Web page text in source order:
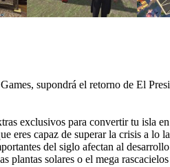
supondrá el retorno de El
exclusivos para convertir tu isla
eres capaz de superar la crisis a lo
del siglo afectan al
solares o el mega